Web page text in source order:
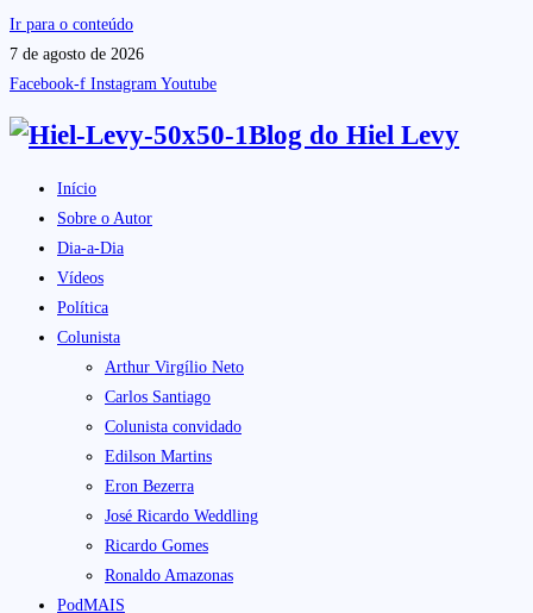
Ir para o conteúdo
7 de agosto de 2026
Facebook-f Instagram Youtube
Blog do Hiel Levy
Início
Sobre o Autor
Dia-a-Dia
Vídeos
Política
Colunista
Arthur Virgílio Neto
Carlos Santiago
Colunista convidado
Edilson Martins
Eron Bezerra
José Ricardo Weddling
Ricardo Gomes
Ronaldo Amazonas
PodMAIS